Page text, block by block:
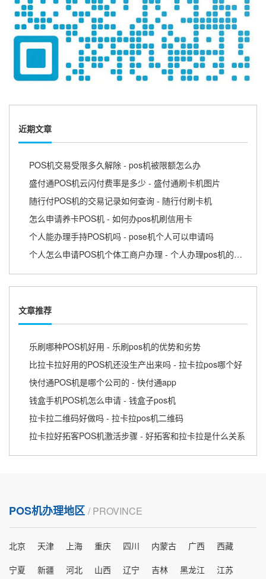
近期文章
POS机交易受限多久解除 - pos机被限额怎么办
盛付通POS机云闪付费率是多少 - 盛付通刷卡机图片
随行付POS机的交易记录如何查询 - 随行付刷卡机
怎么申请养卡POS机 - 如何办pos机刷信用卡
个人能办理手持POS机吗 - pose机个人可以申请吗
个人怎么申请POS机个体工商户办理 - 个人办理pos机的流程
文章推荐
乐刷哪种POS机好用 - 乐刷pos机的优势和劣势
比拉卡拉好用的POS机还没生产出来吗 - 拉卡拉pos哪个好
快付通POS机是哪个公司的 - 快付通app
钱盒手机POS机怎么申请 - 钱盒子pos机
拉卡拉二维码好做吗 - 拉卡拉pos机二维码
拉卡拉好拓客POS机激活步骤 - 好拓客和拉卡拉是什么关系
POS机办理地区 / PROVINCE
北京 天津 上海 重庆 四川 内蒙古 广西
西藏
宁夏
新疆 河北 山西 辽宁 吉林 黑龙江 江苏